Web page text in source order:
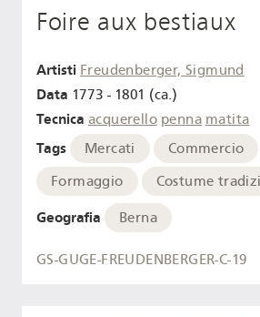
Foire aux bestiaux
Artisti Freudenberger, Sigmund
Data 1773 - 1801 (ca.)
Tecnica acquerello penna matita
Tags Mercati Commercio
Formaggio
Costume
Geografia Berna
GS-GUGE-FREUDENBERGER-C-19